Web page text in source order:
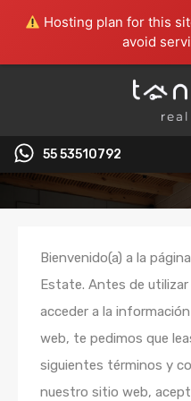
Hosting plan for this
avoid
55 53510792‬
Bienvenido(a) a la
Estate. Antes de
acceder a la
web, te pedimos que
siguientes términos y
nuestro sitio web,